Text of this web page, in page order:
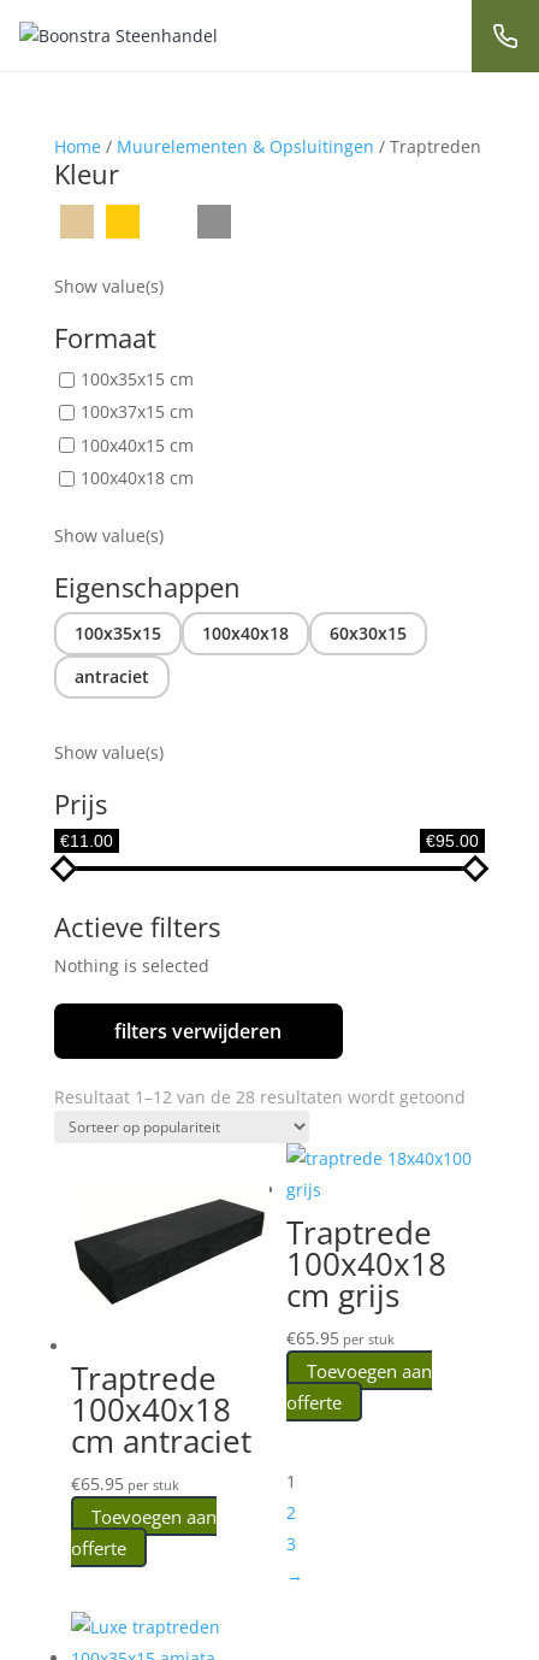
Home/ Muurelementen & Opsluitingen / Traptreden
Kleur
Show value(s)
Formaat
100x35x15 cm
100x37x15 cm
100x40x15 cm
100x40x18 cm
Show value(s)
Eigenschappen
100x35x15 100x40x18
60x30x15
antraciet
Show value(s)
Prijs
€11.00 €95.00
Actieve filters
Nothing is selected
filters verwijderen
Resultaat 1–12 van de 28 resultaten wordt getoond
Traptrede
100x40x18
cm antraciet
€65.95per stuk
Toevoegen aan
offerte
Traptrede
100x40x18
cm grijs
€65.95per stuk
Toevoegen aan
offerte
1
2
3
→